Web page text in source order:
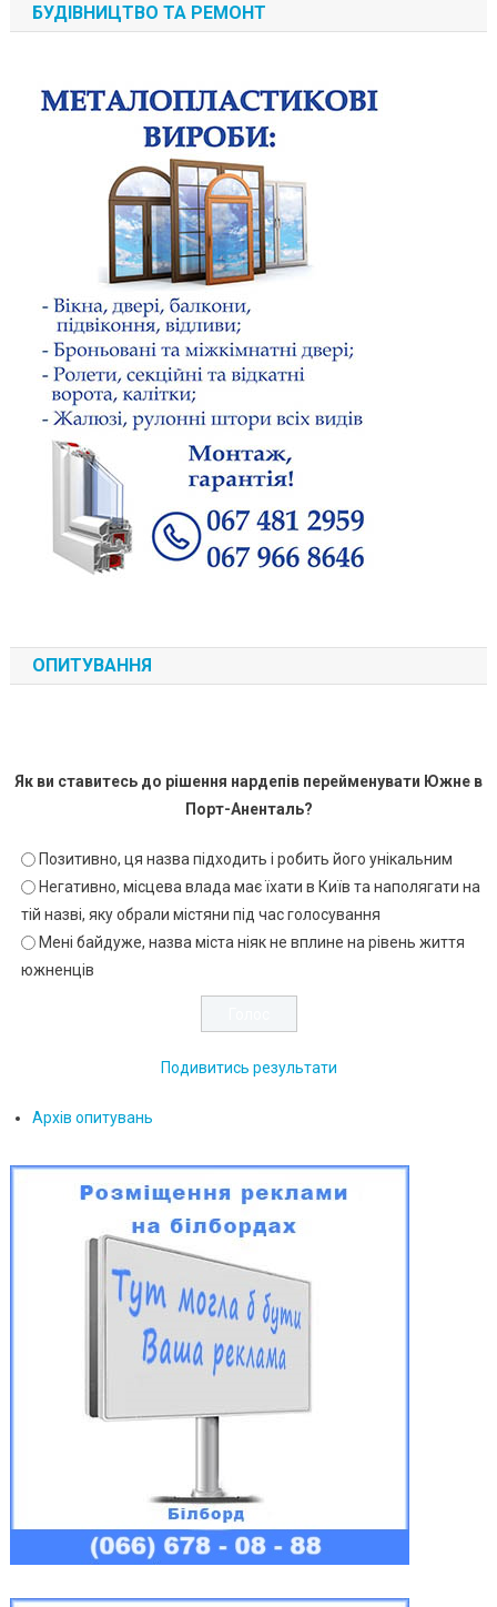
БУДІВНИЦТВО ТА РЕМОНТ
ОПИТУВАННЯ
Як ви ставитесь до рішення нардепів перейменувати Южне в
Порт-Аненталь?
Позитивно, ця назва підходить і робить його унікальним
Негативно, місцева влада має їхати в Київ та наполягати на
тій назві, яку обрали містяни під час голосування
Мені байдуже, назва міста ніяк не вплине на рівень життя
южненців
Подивитись результати
Архів опитувань